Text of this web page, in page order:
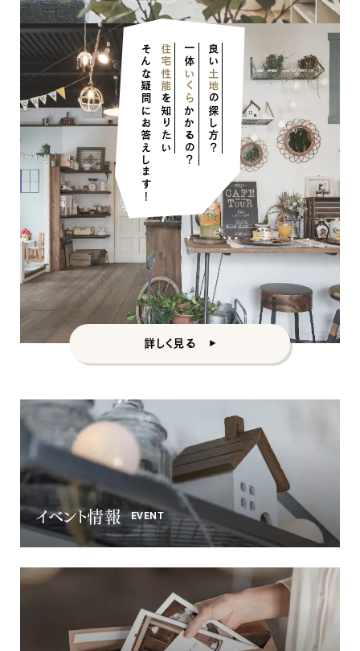
ナチュラル
ナチュラル
カントリー
ヴィンテージ
住宅性能
を知りたい
一体
いくら
かかるの？
良い
土地
の探し方？
そんな疑問にお答えします！
詳しく見る
イベント情報 EVENT